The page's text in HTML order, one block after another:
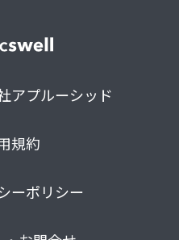
アプルーシッド
規約
ーポリシー